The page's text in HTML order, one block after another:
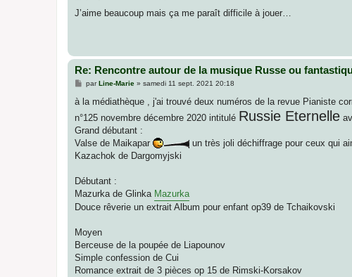
s
J’aime beaucoup mais ça me paraît difficile à jouer…
Re: Rencontre autour de la musique Russe ou
M
s
a
e
parLine-Marie» samedi 11 sept. 2021 20:18
à la médiathèque , j'ai trouvé deux numéros de la revue Pianiste
n°125 novembre décembre 2020 intitulé Russie Eternelle
Grand débutant :
Valse de Maikapar
un très joli déchiffrage pour ceux qui
Kazachok de Dargomyjski
Débutant :
Mazurka de Glinka Mazurka
Douce rêverie un extrait Album pour enfant op39 de Tchaikovski
Moyen
Berceuse de la poupée de Liapounov
Simple confession de Cui
Romance extrait de 3 pièces op 15 de Rimski-Korsakov